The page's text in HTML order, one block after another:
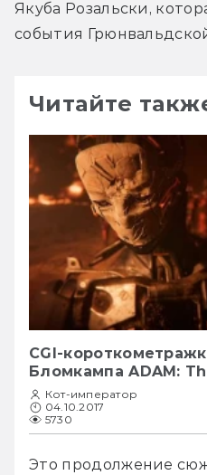
Якуба Розальски,
события
Читайте
CGI-
Бломкампа ADAM:
Кот-император
04.10.2017
5730
Это продолжение